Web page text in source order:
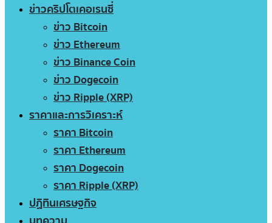
ข่าวคริปโตเคอเรนซี่
ข่าว Bitcoin
ข่าว Ethereum
ข่าว Binance Coin
ข่าว Dogecoin
ข่าว Ripple (XRP)
ราคาและการวิเคราะห์
ราคา Bitcoin
ราคา Ethereum
ราคา Dogecoin
ราคา Ripple (XRP)
ปฏิทินเศรษฐกิจ